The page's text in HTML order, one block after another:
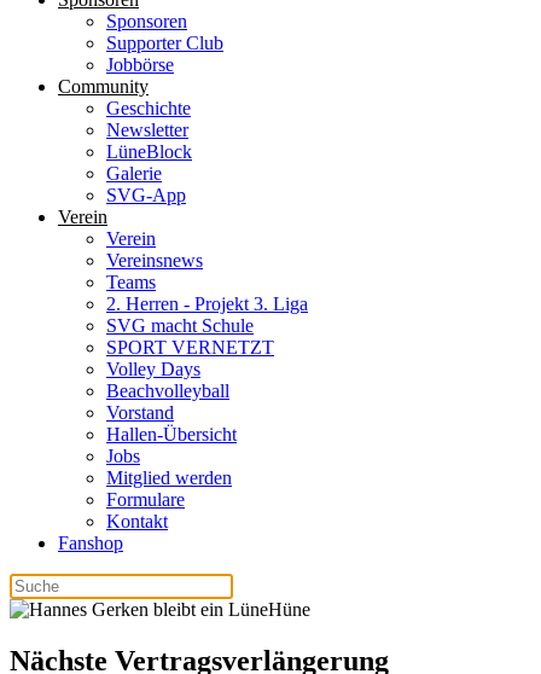
Sponsoren
Supporter Club
Jobbörse
Community
Geschichte
Newsletter
LüneBlock
Galerie
SVG-App
Verein
Verein
Vereinsnews
Teams
2. Herren - Projekt 3. Liga
SVG macht Schule
SPORT VERNETZT
Volley Days
Beachvolleyball
Vorstand
Hallen-Übersicht
Jobs
Mitglied werden
Formulare
Kontakt
Fanshop
Nächste Vertragsverlängerung